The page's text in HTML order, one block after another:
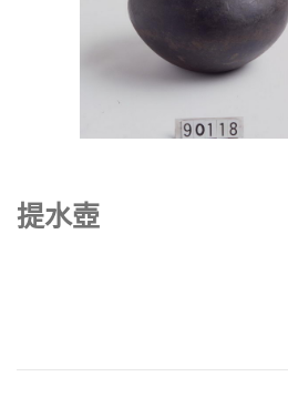
提水壺